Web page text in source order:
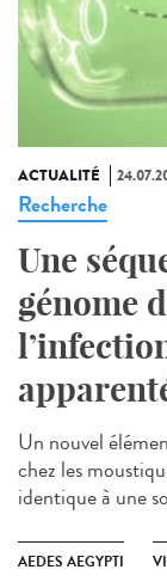
ACTUALITÉ
Recherche
Une
génome
Un nouvel
chez les
identique à une
AEDES AEGYPTI